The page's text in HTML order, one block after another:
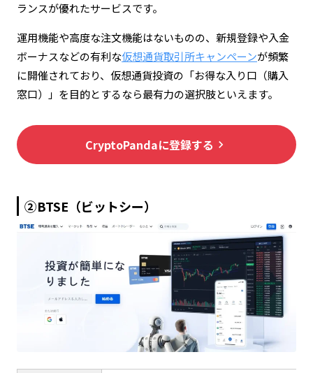
高度なトレードには不向き
ランスが優れたサービスです。
運用機能や高度な注文機能はないものの、新規登録や入金
ボーナスなどの有利な仮想通貨取引所キャンペーンが頻繁
に開催されており、仮想通貨投資の「お得な入り口（購入
窓口）」を目的とするなら最有力の選択肢といえます。
CryptoPandaに登録する keyboard_arrow_right
②BTSE（ビットシー）